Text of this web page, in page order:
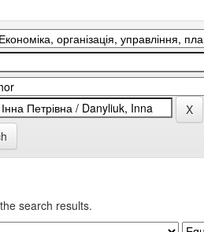
search results.